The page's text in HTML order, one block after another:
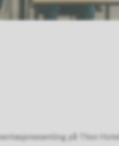
på Thon Hotel